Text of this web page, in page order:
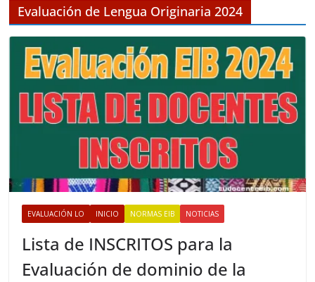
o
Evaluación de Lengua Originaria 2024
EVALUACIÓN LO INICIO NORMAS EIB NOTICIAS
Lista de INSCRITOS para la
Evaluación de dominio de la